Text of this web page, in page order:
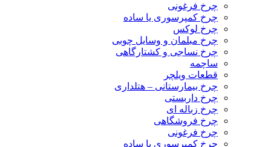
چرخ فرغونی
چرخ کمپرسوری یا ساده
چرخ لوکس
چرخ مبلمان و وسایل چوبی
چرخ نساجی و کشتارگاهی
ساچمه
قطعات ویلچر
چرخ بیمارستانی – هتلداری
چرخ داربستی
چرخ زباله ای
چرخ فروشگاهی
چرخ فرغونی
چرخ کمپرسوری یا ساده